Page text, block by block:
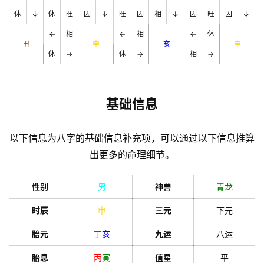
休 ↓ 休 旺 囚 ↓ 旺 囚 相 ↓ 囚 旺 囚 ↓
丑
←
相
申
←
相
亥
←
休
申
休
→ 休 → 相 →
基础信息
以下信息为八字的基础信息补充项，可以通过以下信息推算
出更多的命理细节。
性别 男 神兽 青龙
时辰 申 三元 下元
胎元 丁亥 九运 八运
胎息 丙寅 值星 平